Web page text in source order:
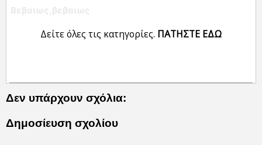
Βεβαιως,βεβαιως
Δείτε όλες τις κατηγορίες. ΠΑΤΗΣΤΕ ΕΔΩ
Δεν υπάρχουν σχόλια:
Δημοσίευση σχολίου